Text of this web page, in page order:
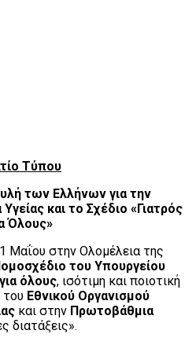
Τύπου
των Ελλήνων για την
και το Σχέδιο «Γιατρός
Όλους»
Μαΐου στην Ολομέλεια της
του Υπουργείου
όλους, ισότιμη και ποιοτική
Εθνικού Οργανισμού
και στην Πρωτοβάθμια
διατάξεις».